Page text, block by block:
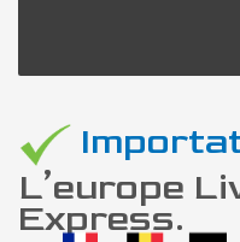
L’europe
Express.